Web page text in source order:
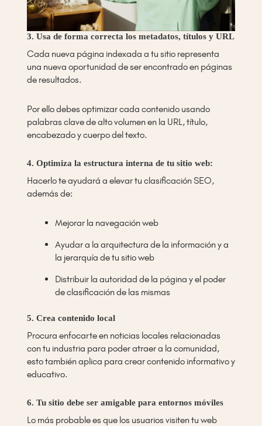
3. Usa de forma correcta los metadatos, títulos y URL
Cada nueva página indexada a tu sitio representa
una nueva oportunidad de ser encontrado en páginas
de resultados.
Por ello debes optimizar cada contenido usando
palabras clave de alto volumen en la URL, título,
encabezado y cuerpo del texto.
4. Optimiza la estructura interna de tu sitio web:
Hacerlo te ayudará a elevar tu clasificación SEO,
además de:
Mejorar la navegación web
Ayudar a la arquitectura de la información y a
la jerarquía de tu sitio web
Distribuir la autoridad de la página y el poder
de clasificación de las mismas
5. Crea contenido local
Procura enfocarte en noticias locales relacionadas
con tu industria para poder atraer a la comunidad,
esto también aplica para crear contenido informativo y
educativo.
6. Tu sitio debe ser amigable para entornos móviles
Lo más probable es que los usuarios visiten tu web